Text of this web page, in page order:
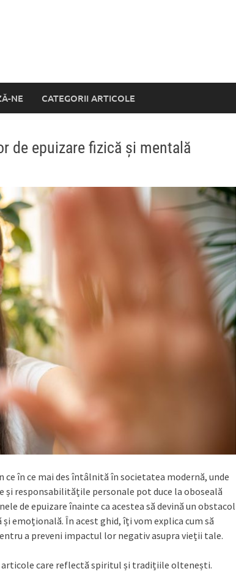
NE CATEGORII ARTICOLE
de epuizare fizică și mentală
în ce mai des întâlnită în societatea modernă, unde
responsabilitățile personale pot duce la oboseală
de epuizare înainte ca acestea să devină un obstacol
emoțională. În acest ghid, îți vom explica cum să
a preveni impactul lor negativ asupra vieții tale.
articole care reflectă spiritul și tradițiile oltenești.